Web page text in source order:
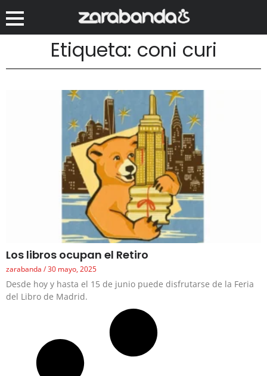
Etiqueta: coni curi
Los libros ocupan el Retiro
zarabanda 30 mayo, 2025
Desde hoy y hasta el 15 de junio puede disfrutarse de la Feria
del Libro de Madrid.